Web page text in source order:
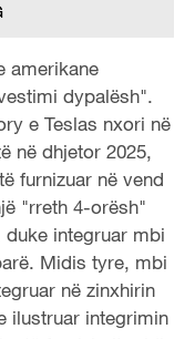
amerikane
dypalësh".
e Teslas nxori në
në dhjetor 2025,
furnizuar në vend
"rreth 4-orësh"
duke integruar mbi
Midis tyre, mbi
në zinxhirin
ilustruar integrimin